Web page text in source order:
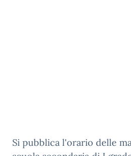
Si pubblica l'orario delle